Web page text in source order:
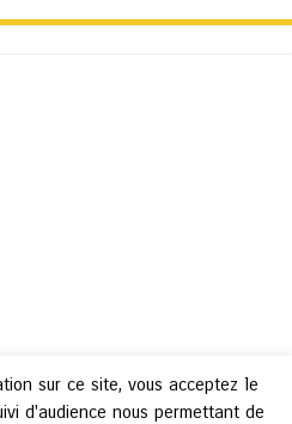
sur ce site, vous acceptez le
d'audience nous permettant de